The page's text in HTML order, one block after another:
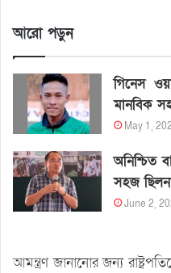
আরো পড়ুন
গিনেস
মানবিক
May 1,
অনিশ্চিত
সহজ
June 2,
আমন্ত্রণ জানানোর জন্য